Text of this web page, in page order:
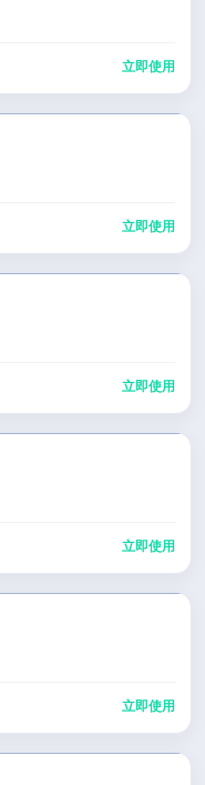
立即使用
立即使用
立即使用
立即使用
立即使用